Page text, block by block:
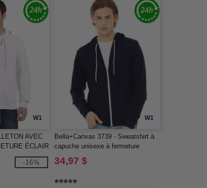
W1
AVEC
ÉCLAIR
-16%
W1
Bella+Canvas 3739 - Sweatshirt à
capuche unisexe à fermeture
intégrale
34,97 $